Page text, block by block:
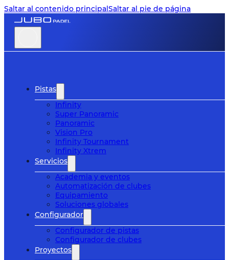
Saltar al contenido principalSaltar al pie de página
Pistas
Infinity
Super Panoramic
Panoramic
Vision Pro
Infinity Tournament
Infinity Xtrem
Servicios
Academia y eventos
Automatización de clubes
Equipamiento
Soluciones globales
Configurador
Configurador de pistas
Configurador de clubes
Proyectos